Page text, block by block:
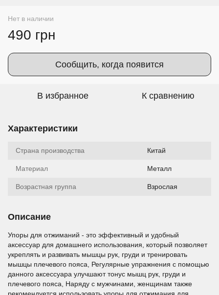
Нет в наличии
490 грн
Сообщить, когда появится
В избранное К сравнению
Характеристики
Страна производства Китай
Материал Металл
Возрастная группа Взрослая
Описание
Упоры для отжиманий - это эффективный и удобный
аксессуар для домашнего использования, который позволяет
укреплять и развивать мышцы рук, груди и тренировать
мышцы плечевого пояса, Регулярные упражнения с помощью
данного аксессуара улучшают тонус мышц рук, груди и
плечевого пояса, Наряду с мужчинами, женщинам также